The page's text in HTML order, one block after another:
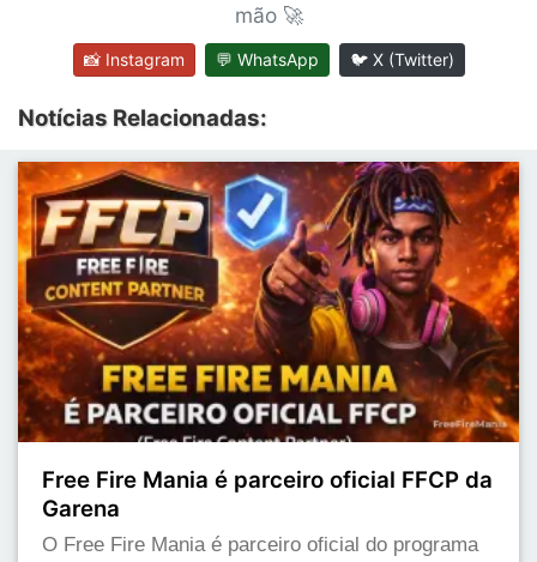
mão 🚀
📸 Instagram 💬 WhatsApp 🐦 X (Twitter)
Notícias Relacionadas:
Free Fire Mania é parceiro oficial FFCP da
Garena
O Free Fire Mania é parceiro oficial do programa